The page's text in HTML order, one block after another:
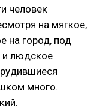
человек
на мягкое,
на город, под
и людское
много.